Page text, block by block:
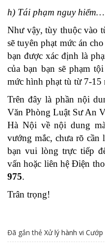
h) Tái phạm nguy
Như vậy, tùy thuộc vào
sẽ tuyên phạt mức án
bạn được xác định là
của bạn bạn sẽ phạm
mức hình phạt tù từ 7-15
Trên đây là phần nội
Văn Phòng Luật Sư An
Hà Nội về nội dung
vướng mắc, chưa rõ cần
bạn vui lòng trực tiếp
vấn hoặc liên hệ Điện
975.
Trân trọng!
Đã gắn thẻ Xử lý hành vi